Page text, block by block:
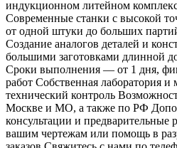
индукционном литейном
Современные станки с высокой
от одной штуки до больших
Создание аналогов деталей и
большими заготовками длинной
Сроки выполнения — от 1 дня,
работ Собственная лаборатория
технический контроль
Москве и МО, а также по РФ
консультации и предварительные
вашим чертежам или помощь в